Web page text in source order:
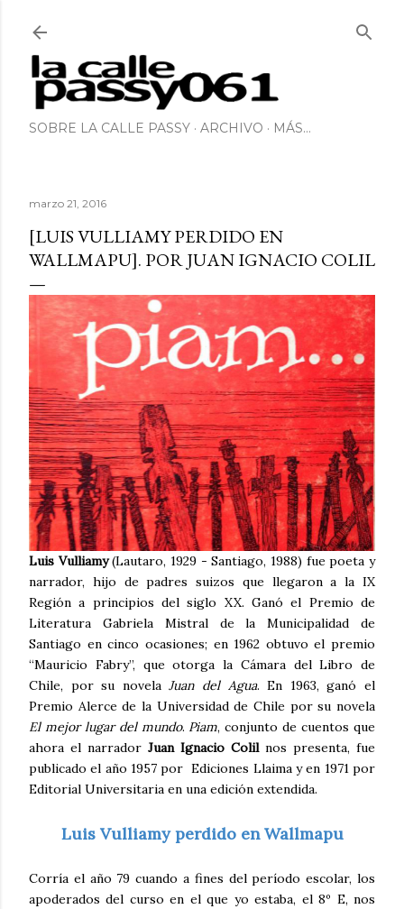
SOBRE LA CALLE PASSY ARCHIVO MÁS…
marzo 21, 2016
[LUIS VULLIAMY PERDIDO EN
WALLMAPU]. POR JUAN IGNACIO COLIL
Luis Vulliamy(Lautaro, 1929 - Santiago, 1988) fue poeta y
narrador, hijo de padres suizos que llegaron a la IX
Región a principios del siglo XX. Ganó el Premio de
Literatura Gabriela Mistral de la Municipalidad de
Santiago en cinco ocasiones; en 1962 obtuvo el premio
“Mauricio Fabry”, que otorga la Cámara del Libro de
Chile, por su novelaJuan del Agua. En 1963, ganó el
Premio Alerce de la Universidad de Chile por su novela
El mejor lugar del mundo. Piam, conjunto de cuentos que
ahora el narrador Juan Ignacio Colilnos presenta, fue
publicado el año 1957 por Ediciones Llaima y en 1971 por
Editorial Universitaria en una edición extendida.
Luis Vulliamy perdido en Wallmapu
Corría el año 79 cuando a fines del período escolar, los
apoderados del curso en el que yo estaba, el 8º E, nos